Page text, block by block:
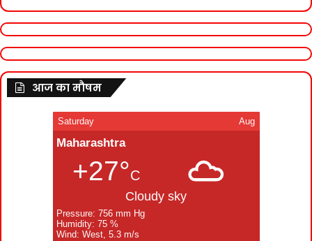
आज का मौषम
Saturday Aug
Maharashtra
+27°C
Cloudy sky
Pressure: 756 mm Hg
Humidity: 75 %
Wind: West, 5.3 m/s